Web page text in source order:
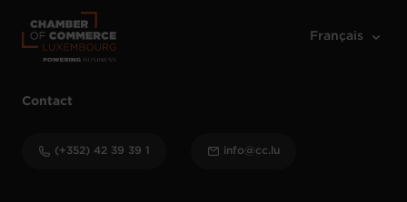
Contact
(+352) 42 39 39 1 info@cc.lu